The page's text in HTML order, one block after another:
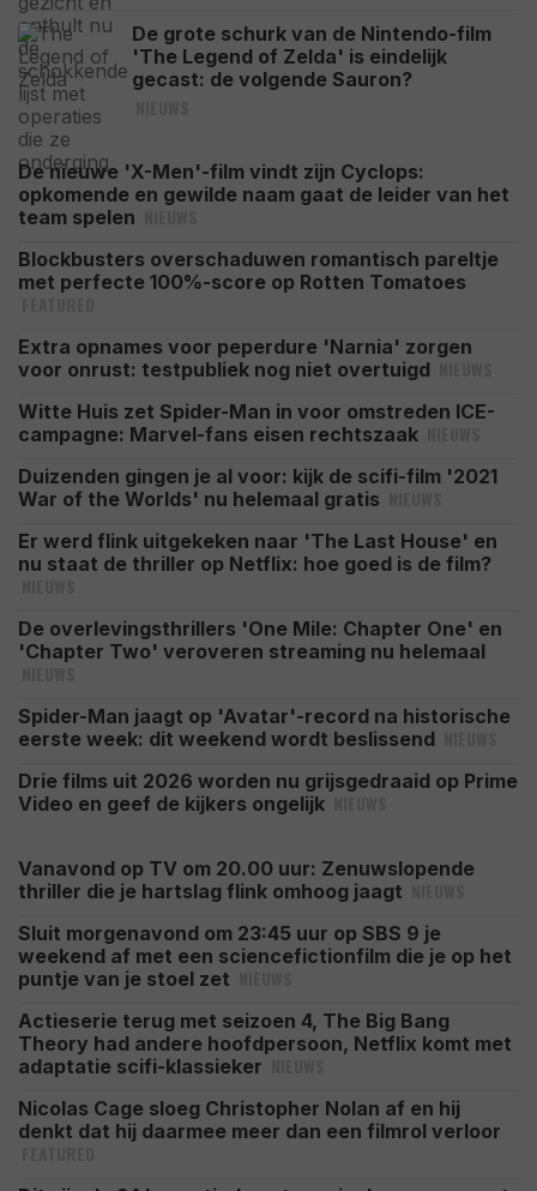
De grote schurk van de Nintendo-film
'The Legend of Zelda' is eindelijk
gecast: de volgende Sauron?
De nieuwe 'X-Men'-film vindt zijn Cyclops:
opkomende en gewilde naam gaat de leider van het
team spelen
Blockbusters overschaduwen romantisch pareltje
met perfecte 100%-score op Rotten Tomatoes
Extra opnames voor peperdure 'Narnia' zorgen
voor onrust: testpubliek nog niet overtuigd
Witte Huis zet Spider-Man in voor omstreden ICE-
campagne: Marvel-fans eisen rechtszaak
Duizenden gingen je al voor: kijk de scifi-film '2021
War of the Worlds' nu helemaal gratis
Er werd flink uitgekeken naar 'The Last House' en
nu staat de thriller op Netflix: hoe goed is de film?
De overlevingsthrillers 'One Mile: Chapter One' en
'Chapter Two' veroveren streaming nu helemaal
Spider-Man jaagt op 'Avatar'-record na historische
eerste week: dit weekend wordt beslissend
Drie films uit 2026 worden nu grijsgedraaid op Prime
Video en geef de kijkers ongelijk
Vanavond op TV om 20.00 uur: Zenuwslopende
thriller die je hartslag flink omhoog jaagt
Sluit morgenavond om 23:45 uur op SBS 9 je
weekend af met een sciencefictionfilm die je op het
puntje van je stoel zet
Actieserie terug met seizoen 4, The Big Bang
Theory had andere hoofdpersoon, Netflix komt met
adaptatie scifi-klassieker
Nicolas Cage sloeg Christopher Nolan af en hij
denkt dat hij daarmee meer dan een filmrol verloor